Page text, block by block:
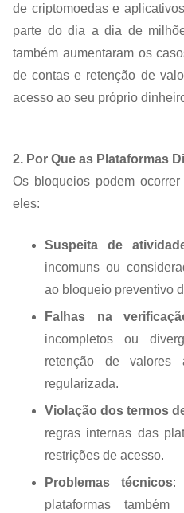
de criptomoedas e
parte do dia a dia de
também aumentaram os
de contas e retenção de
acesso ao seu próprio
2. Por Que as Plataformas
Os bloqueios podem
eles:
Suspeita de
incomuns ou
ao bloqueio preventivo
Falhas na
incompletos ou
retenção de
regularizada.
Violação dos termos
regras internas das
restrições de acesso.
Problemas técnicos:
plataformas